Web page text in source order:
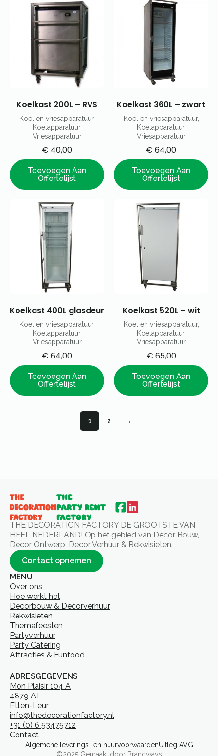
Koel en vriesapparatuur,
Koelapparatuur,
Vriesapparatuur
Koelkast 200L – RVS
€ 40,00
Toevoegen Aan
Offertelijst
Koel en vriesapparatuur,
Koelapparatuur,
Vriesapparatuur
Koelkast 360L – zwart
€ 64,00
Toevoegen Aan
Offertelijst
Koel en vriesapparatuur,
Koelapparatuur,
Vriesapparatuur
Koelkast 400L glasdeur
€ 64,00
Toevoegen Aan
Offertelijst
Koel en vriesapparatuur,
Koelapparatuur,
Vriesapparatuur
Koelkast 520L – wit
€ 65,00
Toevoegen Aan
Offertelijst
1 2 →
THE DECORATION FACTORY DE GROOTSTE VAN
HEEL NEDERLAND! Op het gebied van Decor Bouw,
Decor Ontwerp, Decor Verhuur & Rekwisieten.
Contact opnemen
MENU
Over ons
Hoe werkt het
Decorbouw & Decorverhuur
Rekwisieten
Themafeesten
Partyverhuur
Party Catering
Attracties & Funfood
ADRESGEGEVENS
Mon Plaisir 104 A
4879 AT
Etten-Leur
info@thedecorationfactory.nl
+31 (0) 6 53475712
Contact
Algemene leverings- en huurvoorwaardenUitleg AVG
©2025 Gemaakt door Brandways